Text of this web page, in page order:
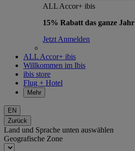
ALL Accor+ ibis
15% Rabatt das ganze Jahr
Jetzt Anmelden
ALL Accor+ ibis
Willkommen im Ibis
ibis store
Flug + Hotel
Mehr
EN
Zurück
Land und Sprache unten auswählen
Geografische Zone